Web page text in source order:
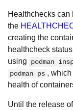
Healthchecks
the
creating the
healthcheck
using
podman
podman ps ,
health of
Until the release